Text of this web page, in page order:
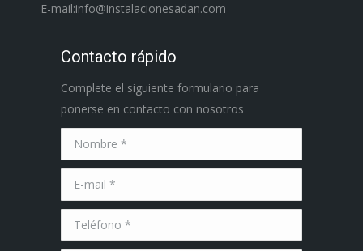
E-mail:info@instalacionesadan.com
Contacto rápido
Complete el siguiente formulario para
ponerse en contacto con nosotros
Nombre *
E-mail *
Teléfono *